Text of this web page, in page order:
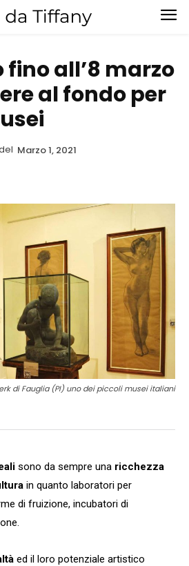
fino all’8 marzo
al fondo per
Marzo 1, 2021
di Fauglia (PI) uno dei piccoli musei italiani
sono da sempre una ricchezza
in quanto laboratori per
di fruizione, incubatori di
ed il loro potenziale artistico